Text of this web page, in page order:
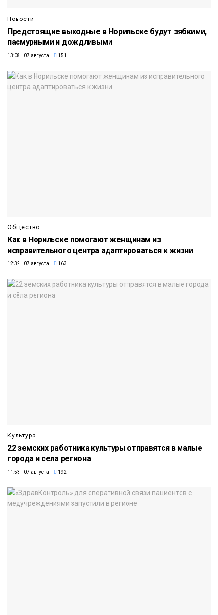
Новости
Предстоящие выходные в Норильске будут зябкими,
пасмурными и дождливыми
13:08 07 августа 151
Общество
Как в Норильске помогают женщинам из
исправительного центра адаптироваться к жизни
12:32 07 августа 163
Культура
22 земских работника культуры отправятся в малые
города и сёла региона
11:53 07 августа 192